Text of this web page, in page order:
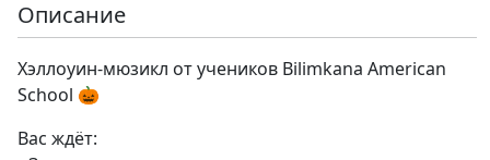
Описание
Хэллоуин-мюзикл от учеников Bilimkana American
School 🎃
Вас ждёт: